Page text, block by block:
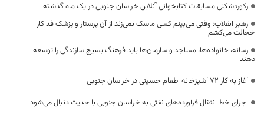
رکوردشکنی مسابقات کتابخوانی آنلاین خراسان جنوبی در یک ماه گذشته
رهبر انقلاب: وقتی می‌بینم کسی ماسک نمی‌زند از آن پرستار و پزشک فداکار
خجالت می‌کشم
رسانه، خانواده‌ها، مساجد و سازمان‌ها باید فرهنگ بسیج سازندگی را توسعه
دهند
آغاز به کار ۷۲ آشپزخانه اطعام حسینی در خراسان جنوبی
اجرای خط انتقال فرآورده‌های نفتی به خراسان جنوبی با جدیت دنبال می‌شود